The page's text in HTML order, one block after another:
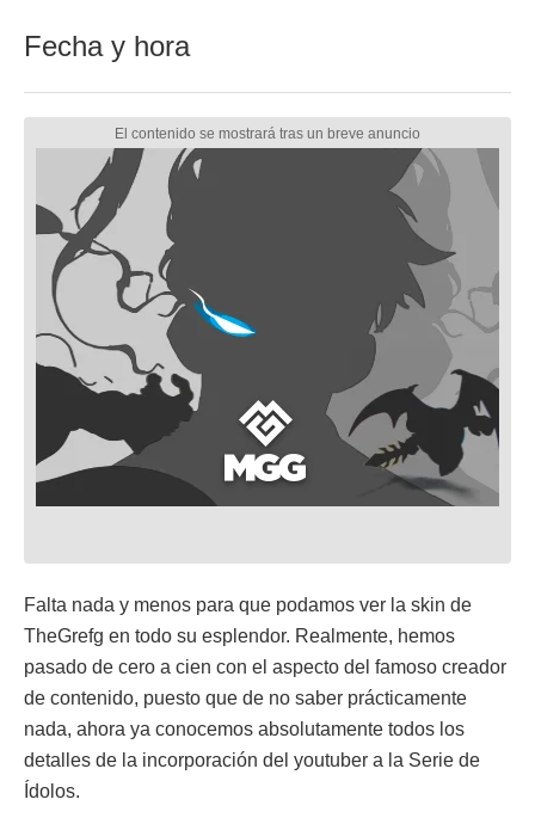
Fecha y hora
Falta nada y menos para que podamos ver la skin de
TheGrefg en todo su esplendor. Realmente, hemos
pasado de cero a cien con el aspecto del famoso creador
de contenido, puesto que de no saber prácticamente
nada, ahora ya conocemos absolutamente todos los
detalles de la incorporación del youtuber a la Serie de
Ídolos.